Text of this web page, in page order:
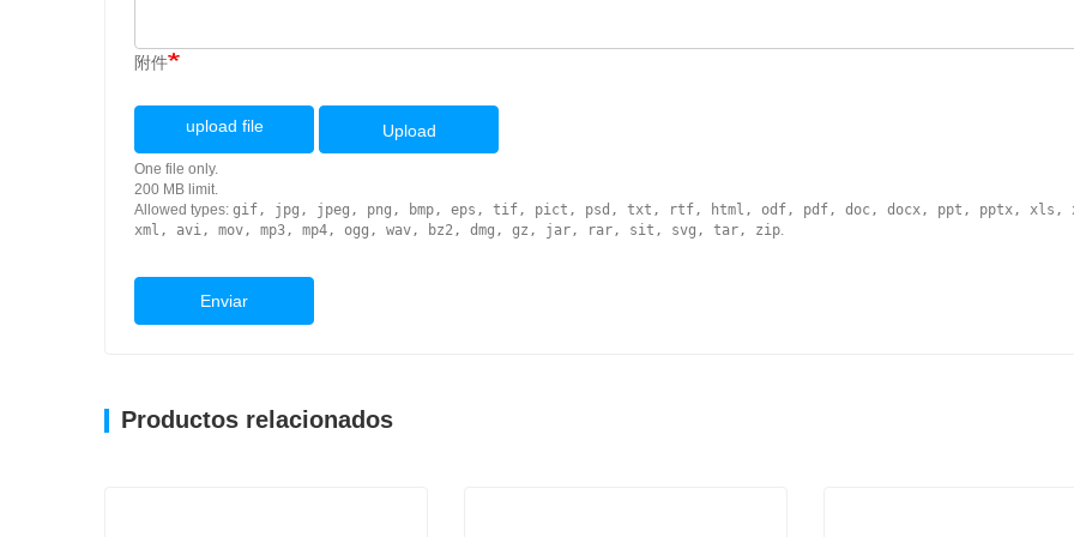
附件
upload file Upload
One file only.
200 MB limit.
Allowed types: gif, jpg, jpeg, png, bmp, eps, tif, pict, psd, txt, rtf, html, odf, pdf, doc, docx, ppt, pptx, xls,
xml, avi, mov, mp3, mp4, ogg, wav, bz2, dmg, gz, jar, rar, sit, svg, tar, zip
Enviar
Productos relacionados